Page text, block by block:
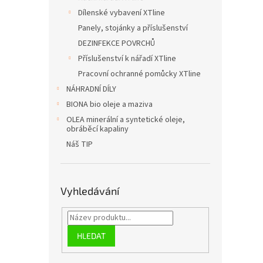
Dílenské vybavení XTline
Panely, stojánky a příslušenství
DEZINFEKCE POVRCHŮ
Příslušenství k nářadí XTline
Pracovní ochranné pomůcky XTline
NÁHRADNÍ DÍLY
BIONA bio oleje a maziva
OLEA minerální a syntetické oleje,
obráběcí kapaliny
Náš TIP
Vyhledávání
HLEDAT